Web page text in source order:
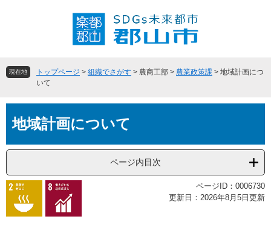
頭
飛
へ
現在地 トップページ > 組織でさがす > 農商工部 > 農業政策課 > 地域計画につ
いて
文地域計画について
ページ内目次
ページID：0006730
更新日：2026年8月5日更新